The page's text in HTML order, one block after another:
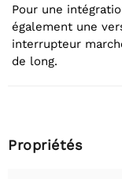
Pour une
également une
interrupteur
de long.
Propriétés